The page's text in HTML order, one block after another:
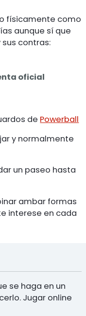
físicamente como
aunque sí que
contras:
oficial
de Powerball
y normalmente
un paseo hasta
ambar formas
interese en cada
se haga en un
Jugar online